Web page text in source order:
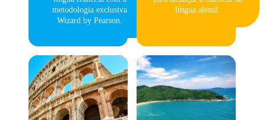
metodologia exclusiva
Wizard by Pearson.
língua alemã.